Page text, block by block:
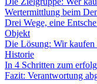
Wertermittlung beim
Drei Wege, eine
Objekt
Die Lösung: Wir
Historie
In 4 Schritten zum
Fazit: Verantwortung